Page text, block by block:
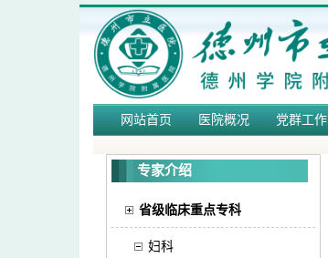
网站首页 医院概况 党群工作
专家介绍
省级临床重点专科
妇科